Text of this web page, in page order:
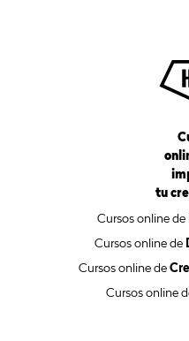
tu
Cursos online de
Cursos online de
Cursos online de
Cursos online